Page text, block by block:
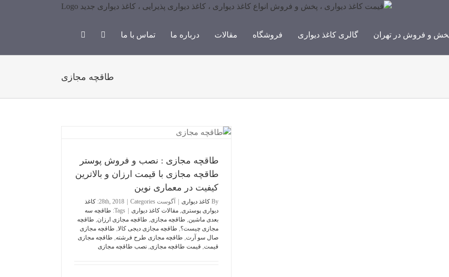
و فروش در تهران گالری کاغذ دیواری فروشگاه مقالات درباره ما تماس با ما
طاقچه مجازی
طاقچه مجازی : نصب و فروش پوستر
طاقچه مجازی با قیمت ارزان و بالاترین
کیفیت در معماری نوین
By کاغذ دیواری آگوست 28th, 2018 Categories:
کاغذ
دیواری پوستری, مقالات کاغذ دیواری Tags: طاقچه سه
بعدی ماشین, طاقچه مجازی, طاقچه مجازی ارزان, طاقچه
مجازی چیست؟, طاقچه مجازی دیجی کالا, طاقچه مجازی
صال سو آرت, طاقچه مجازی طرح فرشته, طاقچه مجازی
قیمت, قیمت طاقچه مجازی, نصب طاقچه مجازی